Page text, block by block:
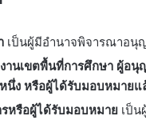
เป็นผู้มีอำนาจพิจารณาอนุ
านเขตพื้นที่การศึกษา ผู้อ
นึ่ง หรือผู้ได้รับมอบหมาย
หรือผู้ได้รับมอบหมาย เป็